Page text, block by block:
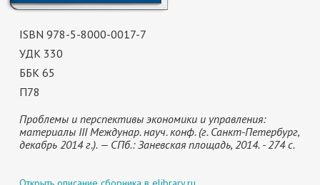
ISBN 978-5-8000-0017-7
УДК 330
ББК 65
П78
Проблемы и перспективы экономики и управления:
материалы III Междунар. науч. конф. (г. Санкт-Петербург,
декабрь 2014 г.). — СПб.: Заневская площадь, 2014. - 274 с.